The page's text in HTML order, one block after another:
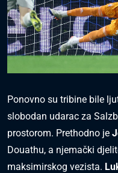
Ponovno su tribine bile
slobodan udarac za
prostorom. Prethodno je
Douathu, a njemački
maksimirskog vezista.